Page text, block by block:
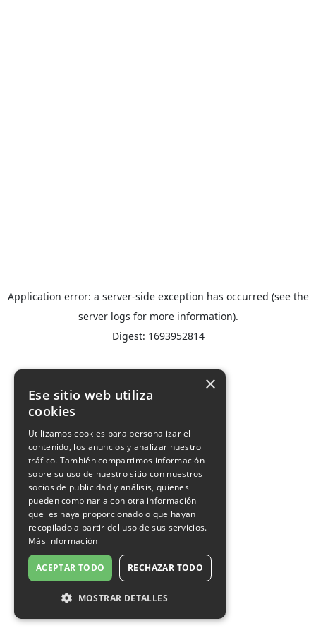
Application error: a server-side exception has occurred (see the
server logs for more information).
Digest: 1693952814
×
Ese sitio web utiliza
cookies
Utilizamos cookies para personalizar el
contenido, los anuncios y analizar nuestro
tráfico. También compartimos información
sobre su uso de nuestro sitio con nuestros
socios de publicidad y análisis, quienes
pueden combinarla con otra información
que les haya proporcionado o que hayan
recopilado a partir del uso de sus servicios.
Más información
ACEPTAR TODO RECHAZAR TODO
MOSTRAR DETALLES